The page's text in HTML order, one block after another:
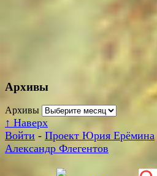
Архивы
Архивы
↑ Наверх
Войти - Проект Юрия Ерёмина
Александр Флегентов